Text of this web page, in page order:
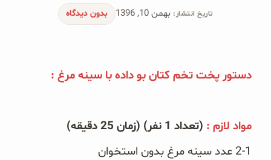
زیتون و روغن زیتون
رایس کیک
تاریخ انتشار: بهمن 10, 1396 بدون دیدگاه
دستور پخت تخم کتان بو داده با سینه مرغ :
مواد لازم : (تعداد 1 نفر) (زمان 25 دقیقه)
2-1 عدد سینه مرغ بدون استخوان